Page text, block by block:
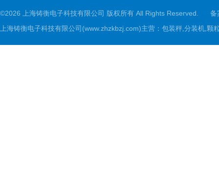
©2026 上海铸衡电子科技有限公司 版权所有 All Rights Reserved.
备
上海铸衡电子科技有限公司(www.zhzkbzj.com)主营： 包装秤,分装机,颗